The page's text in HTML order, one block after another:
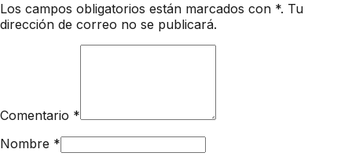
Los campos obligatorios están marcados con *. Tu
dirección de correo no se publicará.
Comentario *
Nombre *